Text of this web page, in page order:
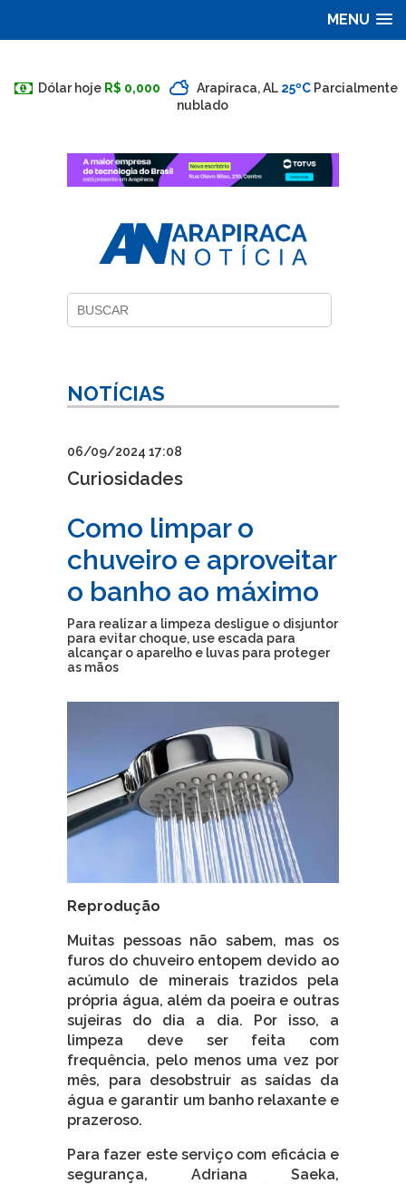
MENU
Dólar hoje R$ 0,000 Arapiraca, AL 25ºC Parcialmente
nublado
NOTÍCIAS
06/09/2024 17:08
Curiosidades
Como limpar o
chuveiro e aproveitar
o banho ao máximo
Para realizar a limpeza desligue o disjuntor
para evitar choque, use escada para
alcançar o aparelho e luvas para proteger
as mãos
Reprodução
Muitas pessoas não sabem, mas os
furos do chuveiro entopem devido ao
acúmulo de minerais trazidos pela
própria água, além da poeira e outras
sujeiras do dia a dia. Por isso, a
limpeza deve ser feita com
frequência, pelo menos uma vez por
mês, para desobstruir as saídas da
água e garantir um banho relaxante e
prazeroso.
Para fazer este serviço com eficácia e
segurança, Adriana Saeka,